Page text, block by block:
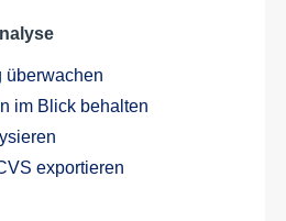
überwachen
im Blick behalten
exportieren